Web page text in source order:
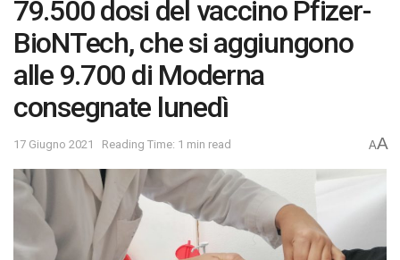
79.500 dosi del vaccino Pfizer-
BioNTech, che si aggiungono
alle 9.700 di Moderna
consegnate lunedì
17 Giugno 2021 Reading Time: 1 min read AA